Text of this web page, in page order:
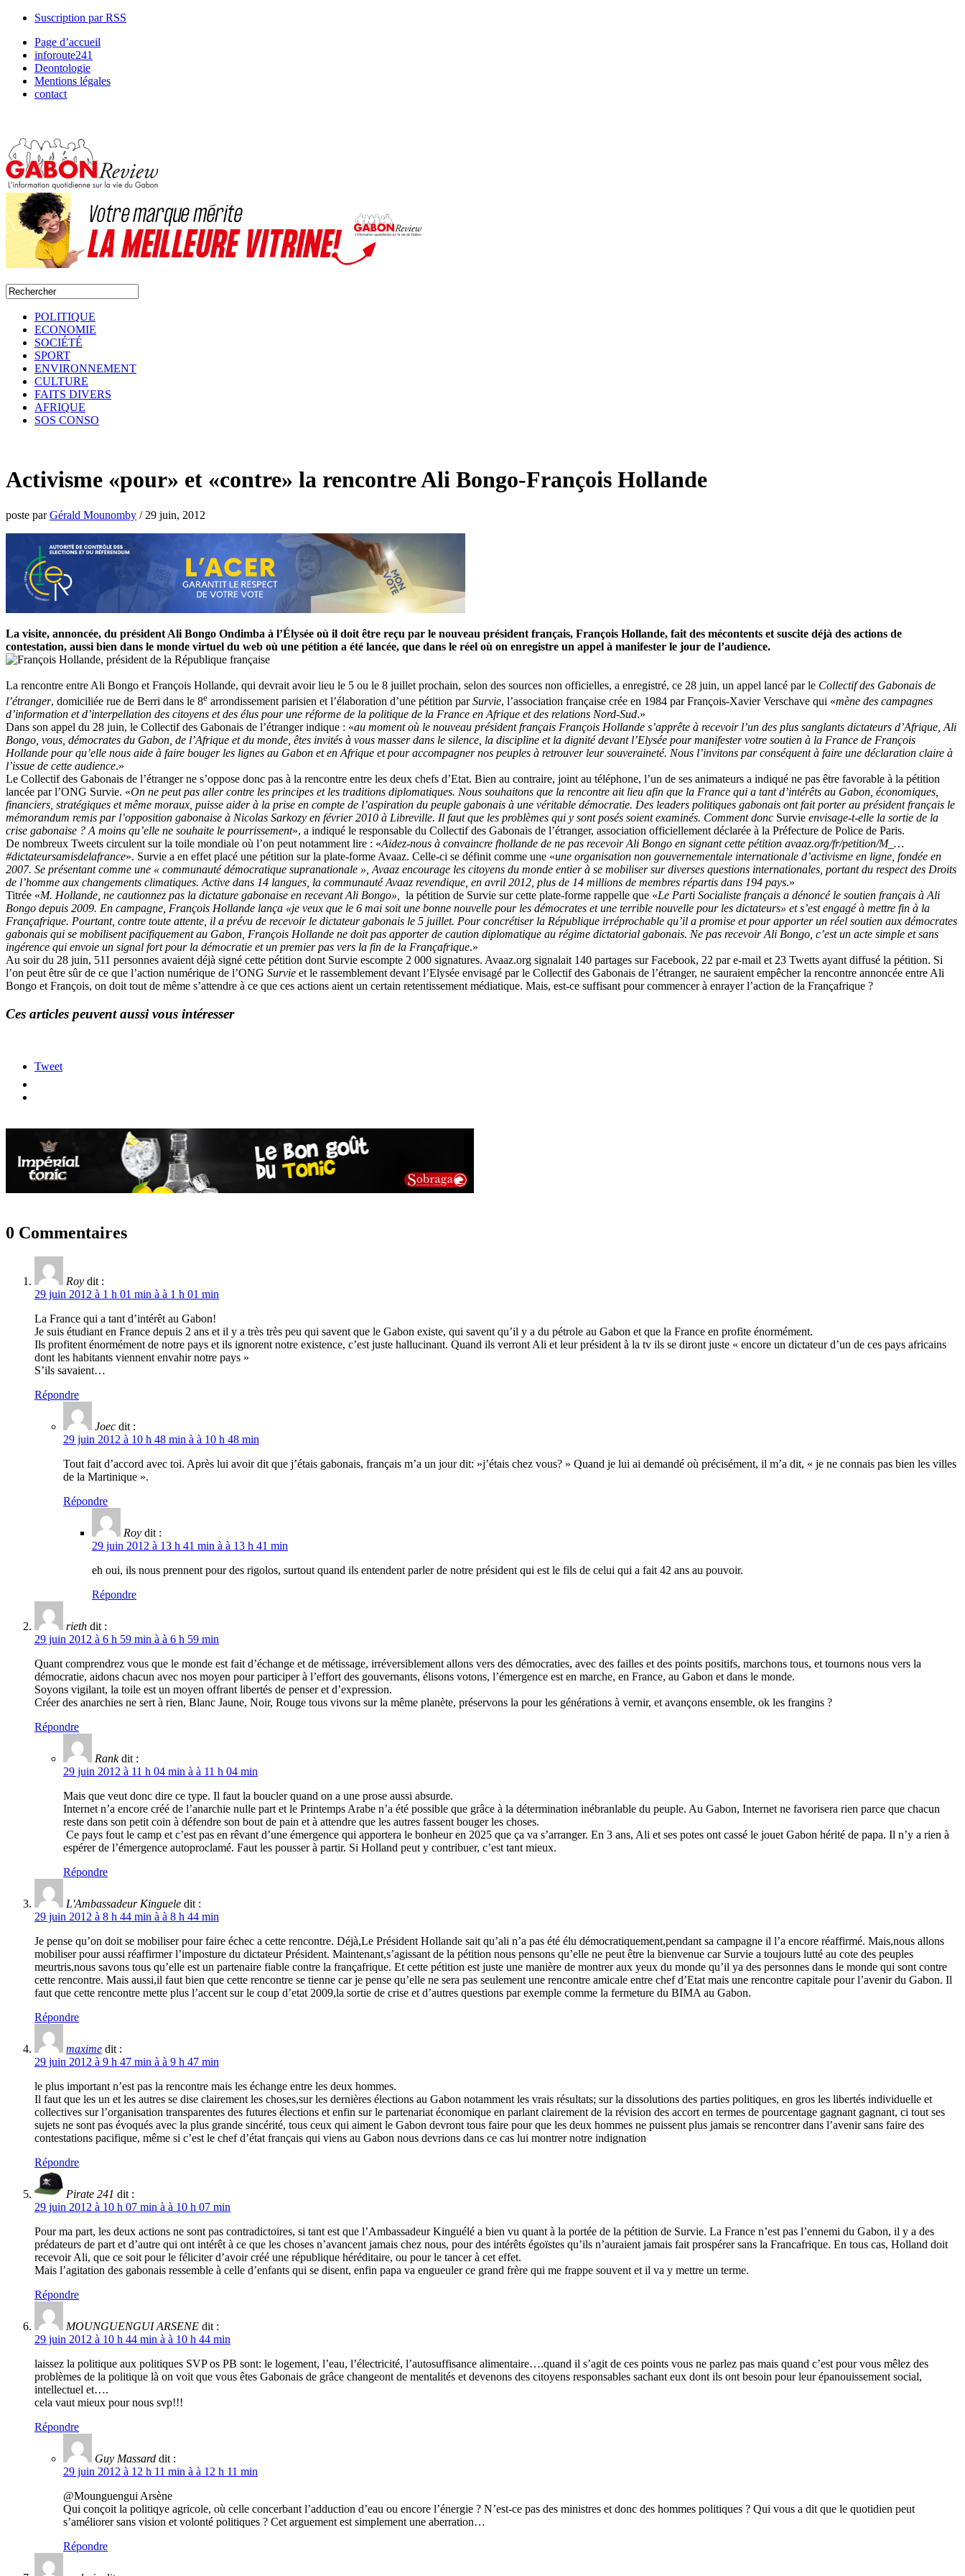
Suscription par RSS
Page d’accueil
inforoute241
Deontologie
Mentions légales
contact
POLITIQUE
ECONOMIE
SOCIÉTÉ
SPORT
ENVIRONNEMENT
CULTURE
FAITS DIVERS
AFRIQUE
SOS CONSO
Activisme «pour» et «contre» la rencontre Ali Bongo-François Hollande
poste parGérald Mounomby / 29 juin, 2012
La visite, annoncée, du président Ali Bongo Ondimba à l’Élysée où il doit être reçu par le nouveau président français, François Hollande, fait des mécontents et suscite déjà des actions de
contestation, aussi bien dans le monde virtuel du web où une pétition a été lancée, que dans le réel où on enregistre un appel à manifester le jour de l’audience.
La rencontre entre Ali Bongo et François Hollande, qui devrait avoir lieu le 5 ou le 8 juillet prochain, selon des sources non officielles, a enregistré, ce 28 juin, un appel lancé par le Collectif des Gabonais de
l’étranger, domiciliée rue de Berri dans le 8e arrondissement parisien et l’élaboration d’une pétition parSurvie, l’association française crée en 1984 par François-Xavier Verschave qui «mène des campagnes
d’information et d’interpellation des citoyens et des élus pour une réforme de la politique de la France en Afrique et des relations Nord-Sud.»
Dans son appel du 28 juin, le Collectif des Gabonais de l’étranger indique : «au moment où le nouveau président français François Hollande s’apprête à recevoir l’un des plus sanglants dictateurs d’Afrique, Ali
Bongo, vous, démocrates du Gabon, de l’Afrique et du monde, êtes invités à vous masser dans le silence, la discipline et la dignité devant l’Elysée pour manifester votre soutien à la France de François
Hollande pour qu’elle nous aide à faire bouger les lignes au Gabon et en Afrique et pour accompagner nos peuples à retrouver leur souveraineté. Nous l’invitons par conséquent à faire une déclaration claire à
l’issue de cette audience.»
Le Collectif des Gabonais de l’étranger ne s’oppose donc pas à la rencontre entre les deux chefs d’Etat. Bien au contraire, joint au téléphone, l’un de ses animateurs a indiqué ne pas être favorable à la pétition
lancée par l’ONG Survie. «On ne peut pas aller contre les principes et les traditions diplomatiques. Nous souhaitons que la rencontre ait lieu afin que la France qui a tant d’intérêts au Gabon, économiques,
financiers, stratégiques et même moraux, puisse aider à la prise en compte de l’aspiration du peuple gabonais à une véritable démocratie. Des leaders politiques gabonais ont fait porter au président français le
mémorandum remis par l’opposition gabonaise à Nicolas Sarkozy en février 2010 à Libreville. Il faut que les problèmes qui y sont posés soient examinés. Comment donc Survie envisage-t-elle la sortie de la
crise gabonaise ? A moins qu’elle ne souhaite le pourrissement», a indiqué le responsable du Collectif des Gabonais de l’étranger, association officiellement déclarée à la Préfecture de Police de Paris.
De nombreux Tweets circulent sur la toile mondiale où l’on peut notamment lire : «Aidez-nous à convaincre fhollande de ne pas recevoir Ali Bongo en signant cette pétition avaaz.org/fr/petition/M_…
#dictateursamisdelafrance». Survie a en effet placé une pétition sur la plate-forme Avaaz. Celle-ci se définit comme une «une organisation non gouvernementale internationale d’activisme en ligne, fondée en
2007. Se présentant comme une « communauté démocratique supranationale », Avaaz encourage les citoyens du monde entier à se mobiliser sur diverses questions internationales, portant du respect des Droits
de l’homme aux changements climatiques. Active dans 14 langues, la communauté Avaaz revendique, en avril 2012, plus de 14 millions de membres répartis dans 194 pays.»
Titrée «M. Hollande, ne cautionnez pas la dictature gabonaise en recevant Ali Bongo», la pétition de Survie sur cette plate-forme rappelle que «Le Parti Socialiste français a dénoncé le soutien français à Ali
Bongo depuis 2009. En campagne, François Hollande lança «je veux que le 6 mai soit une bonne nouvelle pour les démocrates et une terrible nouvelle pour les dictateurs» et s’est engagé à mettre fin à la
Françafrique. Pourtant, contre toute attente, il a prévu de recevoir le dictateur gabonais le 5 juillet. Pour concrétiser la République irréprochable qu’il a promise et pour apporter un réel soutien aux démocrates
gabonais qui se mobilisent pacifiquement au Gabon, François Hollande ne doit pas apporter de caution diplomatique au régime dictatorial gabonais. Ne pas recevoir Ali Bongo, c’est un acte simple et sans
ingérence qui envoie un signal fort pour la démocratie et un premier pas vers la fin de la Françafrique.»
Au soir du 28 juin, 511 personnes avaient déjà signé cette pétition dont Survie escompte 2 000 signatures. Avaaz.org signalait 140 partages sur Facebook, 22 par e-mail et 23 Twetts ayant diffusé la pétition. Si
l’on peut être sûr de ce que l’action numérique de l’ONG Survie et le rassemblement devant l’Elysée envisagé par le Collectif des Gabonais de l’étranger, ne sauraient empêcher la rencontre annoncée entre Ali
Bongo et François, on doit tout de même s’attendre à ce que ces actions aient un certain retentissement médiatique. Mais, est-ce suffisant pour commencer à enrayer l’action de la Françafrique ?
Ces articles peuvent aussi vous intéresser
Tweet
0 Commentaires
Roy dit :
29 juin 2012 à 1 h 01 min à à 1 h 01 min
La France qui a tant d’intérêt au Gabon!
Je suis étudiant en France depuis 2 ans et il y a très très peu qui savent que le Gabon existe, qui savent qu’il y a du pétrole au Gabon et que la France en profite énormément.
Ils profitent énormément de notre pays et ils ignorent notre existence, c’est juste hallucinant. Quand ils verront Ali et leur président à la tv ils se diront juste « encore un dictateur d’un de ces pays africains
dont les habitants viennent envahir notre pays »
S’ils savaient…
Répondre
Joec dit :
29 juin 2012 à 10 h 48 min à à 10 h 48 min
Tout fait d’accord avec toi. Après lui avoir dit que j’étais gabonais, français m’a un jour dit: »j’étais chez vous? » Quand je lui ai demandé où précisément, il m’a dit, « je ne connais pas bien les villes
de la Martinique ».
Répondre
Roy dit :
29 juin 2012 à 13 h 41 min à à 13 h 41 min
eh oui, ils nous prennent pour des rigolos, surtout quand ils entendent parler de notre président qui est le fils de celui qui a fait 42 ans au pouvoir.
Répondre
rieth dit :
29 juin 2012 à 6 h 59 min à à 6 h 59 min
Quant comprendrez vous que le monde est fait d’échange et de métissage, irréversiblement allons vers des démocraties, avec des failles et des points positifs, marchons tous, et tournons nous vers la
démocratie, aidons chacun avec nos moyen pour participer à l’effort des gouvernants, élisons votons, l’émergence est en marche, en France, au Gabon et dans le monde.
Soyons vigilant, la toile est un moyen offrant libertés de penser et d’expression.
Créer des anarchies ne sert à rien, Blanc Jaune, Noir, Rouge tous vivons sur la même planète, préservons la pour les générations à vernir, et avançons ensemble, ok les frangins ?
Répondre
Rank dit :
29 juin 2012 à 11 h 04 min à à 11 h 04 min
Mais que veut donc dire ce type. Il faut la boucler quand on a une prose aussi absurde.
Internet n’a encore créé de l’anarchie nulle part et le Printemps Arabe n’a été possible que grâce à la détermination inébranlable du peuple. Au Gabon, Internet ne favorisera rien parce que chacun
reste dans son petit coin à défendre son bout de pain et à attendre que les autres fassent bouger les choses.
Ce pays fout le camp et c’est pas en rêvant d’une émergence qui apportera le bonheur en 2025 que ça va s’arranger. En 3 ans, Ali et ses potes ont cassé le jouet Gabon hérité de papa. Il n’y a rien à
espérer de l’émergence autoproclamé. Faut les pousser à partir. Si Holland peut y contribuer, c’est tant mieux.
Répondre
L'Ambassadeur Kinguele dit :
29 juin 2012 à 8 h 44 min à à 8 h 44 min
Je pense qu’on doit se mobiliser pour faire échec a cette rencontre. Déjà,Le Président Hollande sait qu’ali n’a pas été élu démocratiquement,pendant sa campagne il l’a encore réaffirmé. Mais,nous allons
mobiliser pour aussi réaffirmer l’imposture du dictateur Président. Maintenant,s’agissant de la pétition nous pensons qu’elle ne peut être la bienvenue car Survie a toujours lutté au cote des peuples
meurtris,nous savons tous qu’elle est un partenaire fiable contre la françafrique. Et cette pétition est juste une manière de montrer aux yeux du monde qu’il ya des personnes dans le monde qui sont contre
cette rencontre. Mais aussi,il faut bien que cette rencontre se tienne car je pense qu’elle ne sera pas seulement une rencontre amicale entre chef d’Etat mais une rencontre capitale pour l’avenir du Gabon. Il
faut que cette rencontre mette plus l’accent sur le coup d’etat 2009,la sortie de crise et d’autres questions par exemple comme la fermeture du BIMA au Gabon.
Répondre
maxime dit :
29 juin 2012 à 9 h 47 min à à 9 h 47 min
le plus important n’est pas la rencontre mais les échange entre les deux hommes.
Il faut que les un et les autres se dise clairement les choses,sur les dernières élections au Gabon notamment les vrais résultats; sur la dissolutions des parties politiques, en gros les libertés individuelle et
collectives sur l’organisation transparentes des futures élections et enfin sur le partenariat économique en parlant clairement de la révision des accort en termes de pourcentage gagnant gagnant, ci tout ses
sujets ne sont pas évoqués avec la plus grande sincérité, tous ceux qui aiment le Gabon devront tous faire pour que les deux hommes ne puissent plus jamais se rencontrer dans l’avenir sans faire des
contestations pacifique, même si c’est le chef d’état français qui viens au Gabon nous devrions dans ce cas lui montrer notre indignation
Répondre
Pirate 241 dit :
29 juin 2012 à 10 h 07 min à à 10 h 07 min
Pour ma part, les deux actions ne sont pas contradictoires, si tant est que l’Ambassadeur Kinguélé a bien vu quant à la portée de la pétition de Survie. La France n’est pas l’ennemi du Gabon, il y a des
prédateurs de part et d’autre qui ont intérêt à ce que les choses n’avancent jamais chez nous, pour des intérêts égoïstes qu’ils n’auraient jamais fait prospérer sans la Francafrique. En tous cas, Holland doit
recevoir Ali, que ce soit pour le féliciter d’avoir créé une république héréditaire, ou pour le tancer à cet effet.
Mais l’agitation des gabonais ressemble à celle d’enfants qui se disent, enfin papa va engueuler ce grand frère qui me frappe souvent et il va y mettre un terme.
Répondre
MOUNGUENGUI ARSENE dit :
29 juin 2012 à 10 h 44 min à à 10 h 44 min
laissez la politique aux politiques SVP os PB sont: le logement, l’eau, l’électricité, l’autosuffisance alimentaire….quand il s’agit de ces points vous ne parlez pas mais quand c’est pour vous mêlez des
problèmes de la politique là on voit que vous êtes Gabonais de grâce changeont de mentalités et devenons des citoyens responsables sachant eux dont ils ont besoin pour leur épanouissement social,
intellectuel et….
cela vaut mieux pour nous svp!!!
Répondre
Guy Massard dit :
29 juin 2012 à 12 h 11 min à à 12 h 11 min
@Mounguengui Arsène
Qui conçoit la politiqye agricole, où celle concerbant l’adduction d’eau ou encore l’énergie ? N’est-ce pas des ministres et donc des hommes politiques ? Qui vous a dit que le quotidien peut
s’améliorer sans vision et volonté politiques ? Cet arguement est simplement une aberration…
Répondre